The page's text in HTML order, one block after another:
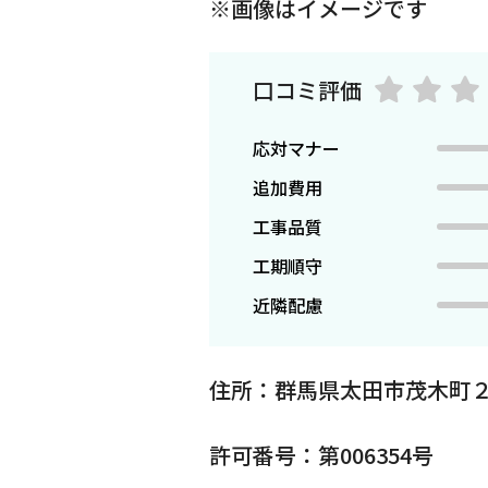
※画像はイメージです
口コミ評価
応対マナー
追加費用
工事品質
工期順守
近隣配慮
住所：群馬県太田市茂木町
許可番号：第006354号